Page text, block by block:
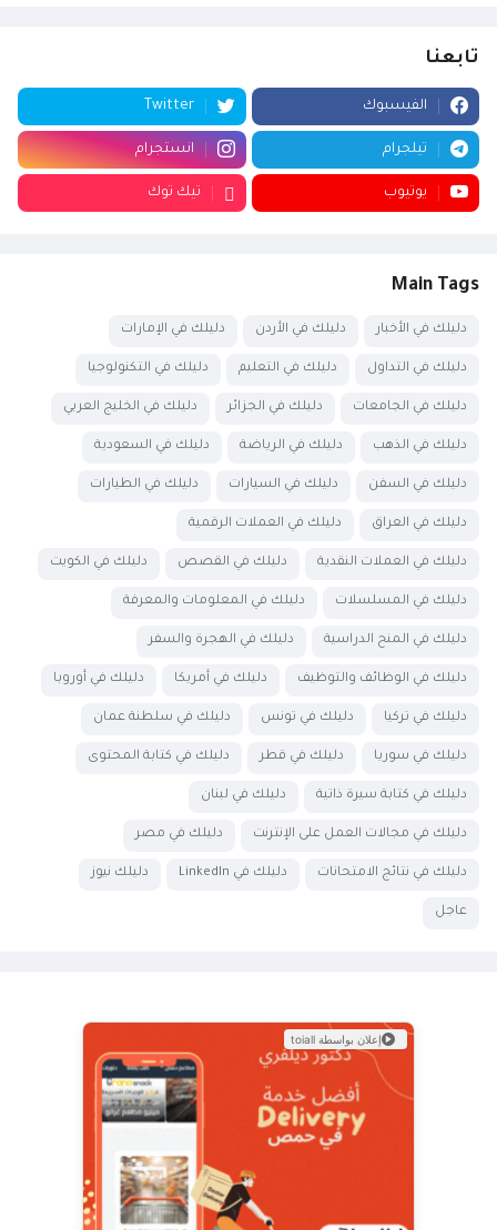
تابعنا
الفيسبوك Twitter
تيلجرام انستجرام
يوتيوب تيك توك
Main Tags
دليلك في الأخبار دليلك في الأردن دليلك في الإمارات
دليلك في التداول دليلك في التعليم دليلك في التكنولوجيا
دليلك في الجامعات دليلك في الجزائر دليلك في الخليج العربي
دليلك في الذهب دليلك في الرياضة دليلك في السعودية
دليلك في السفن دليلك في السيارات دليلك في الطيارات
دليلك في العراق دليلك في العملات الرقمية
دليلك في العملات النقدية دليلك في القصص دليلك في الكويت
دليلك في المسلسلات دليلك في المعلومات والمعرفة
دليلك في المنح الدراسية دليلك في الهجرة والسفر
دليلك في الوظائف والتوظيف دليلك في أمريكا دليلك في أوروبا
دليلك في تركيا دليلك في تونس دليلك في سلطنة عمان
دليلك في سوريا دليلك في قطر دليلك في كتابة المحتوى
دليلك في كتابة سيرة ذاتية دليلك في لبنان
دليلك في مجالات العمل على الإنترنت دليلك في مصر
دليلك في نتائج الامتحانات دليلك في LinkedIn دليلك نيوز
عاجل
إعلان بواسطة toiall